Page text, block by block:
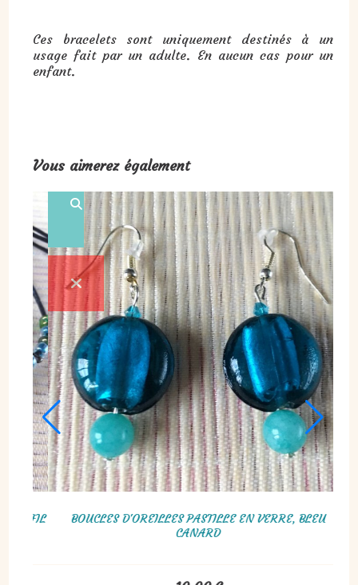
Ces bracelets sont uniquement destinés à un
usage fait par un adulte. En aucun cas pour un
enfant.
Vous aimerez également
ET GRIS SUR FIL
BOUCLES D'OREILLES PASTILLE EN